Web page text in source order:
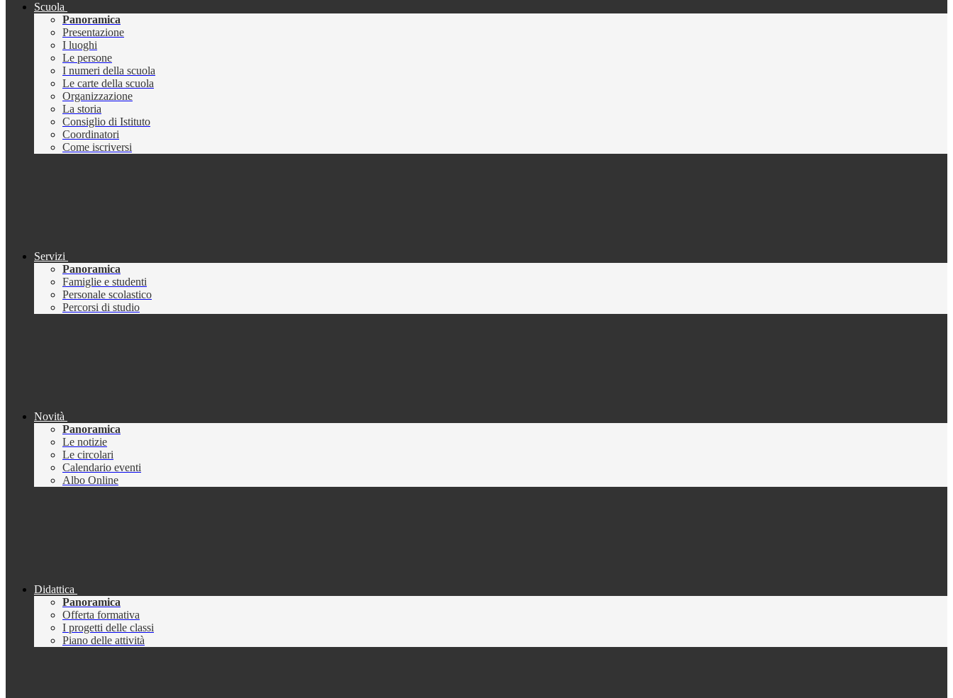
Scuola
Panoramica
Presentazione
I luoghi
Le persone
I numeri della scuola
Le carte della scuola
Organizzazione
La storia
Consiglio di Istituto
Coordinatori
Come iscriversi
Servizi
Panoramica
Famiglie e studenti
Personale scolastico
Percorsi di studio
Novità
Panoramica
Le notizie
Le circolari
Calendario eventi
Albo Online
Didattica
Panoramica
Offerta formativa
I progetti delle classi
Piano delle attività